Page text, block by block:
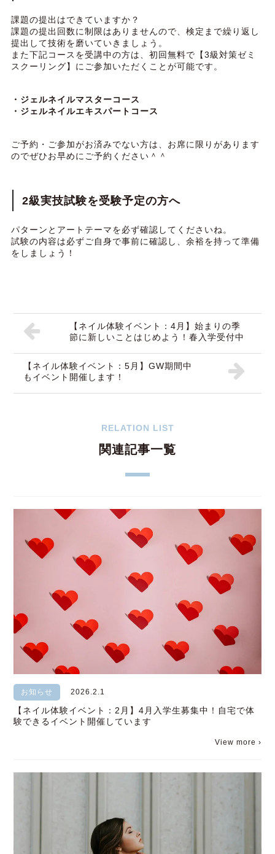
課題の提出はできていますか？
課題の提出回数に制限はありませんので、検定まで繰り返し
提出して技術を磨いていきましょう。
また下記コースを受講中の方は、初回無料で【3級対策ゼミ
スクーリング】にご参加いただくことが可能です。
・ジェルネイルマスターコース
・ジェルネイルエキスパートコース
ご予約・ご参加がお済みでない方は、お席に限りがあります
のでぜひお早めにご予約ください＾＾
2級実技試験を受験予定の方へ
パターンとアートテーマを必ず確認してくださいね。
試験の内容は必ずご自身で事前に確認し、余裕を持って準備
をしましょう！
【ネイル体験イベント：4月】始まりの季
節に新しいことはじめよう！春入学受付中
【ネイル体験イベント：5月】GW期間中
もイベント開催します！
RELATION LIST
関連記事一覧
お知らせ 2026.2.1
【ネイル体験イベント：2月】4月入学生募集中！自宅で体
験できるイベント開催しています
View more ›